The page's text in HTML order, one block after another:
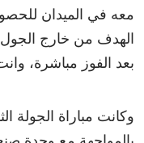
معه في الميدان
الهدف من خارج
بعد الفوز مباشرة،
وكانت مباراة الجولة